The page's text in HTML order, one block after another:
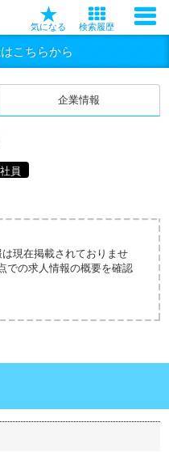
気になる 検索履歴
こちらから
企業情報
員
現在掲載されておりませ
での求人情報の概要を確認